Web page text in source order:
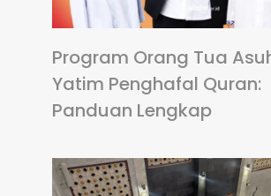
Program Orang Tua
Yatim Penghafal Quran:
Panduan Lengkap